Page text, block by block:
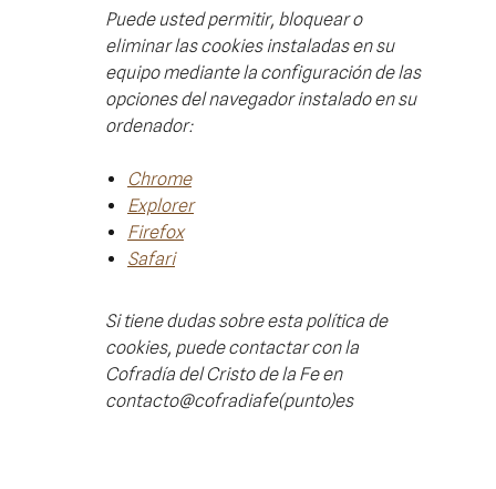
Puede usted permitir, bloquear o
eliminar las cookies instaladas en su
equipo mediante la configuración de las
opciones del navegador instalado en su
ordenador:
Chrome
Explorer
Firefox
Safari
Si tiene dudas sobre esta política de
cookies, puede contactar con la
Cofradía del Cristo de la Fe en
contacto@cofradiafe(punto)es